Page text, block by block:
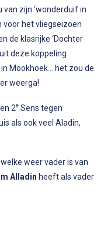
zijn ‘wonderduif in
voor het vliegseizoen
de klasrijke ‘Dochter
deze koppeling
Mookhoek… het zou de
weerga!
2eSens tegen
als ook veel Aladin,
weer vader is van
Alladin heeft als vader